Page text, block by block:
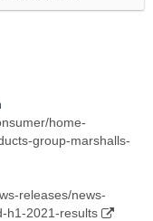
home-
group-marshalls-
releases/news-
h1-2021-results